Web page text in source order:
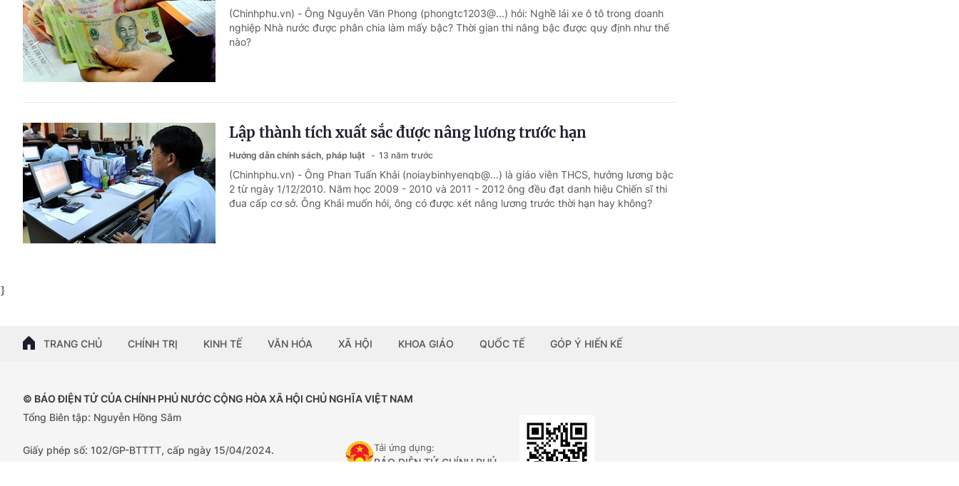
(Chinhphu.vn) - Ông Nguyễn Văn Phong (phongtc1203@...) hỏi: Nghề lái xe ô tô trong doanh
nghiệp Nhà nước được phân chia làm mấy bậc? Thời gian thi nâng bậc được quy định như thế
nào?
Lập thành tích xuất sắc được nâng lương trước hạn
Hướng dẫn chính sách, pháp luật 13 năm trước
(Chinhphu.vn) - Ông Phan Tuấn Khải (noiaybinhyenqb@...) là giáo viên THCS, hưởng lương bậc
2 từ ngày 1/12/2010. Năm học 2009 - 2010 và 2011 - 2012 ông đều đạt danh hiệu Chiến sĩ thi
đua cấp cơ sở. Ông Khải muốn hỏi, ông có được xét nâng lương trước thời hạn hay không?
}
TRANG CHỦ CHÍNH TRỊ KINH TẾ VĂN HÓA XÃ HỘI KHOA GIÁO QUỐC TẾ GÓP Ý HIẾN KẾ
© BÁO ĐIỆN TỬ CỦA CHÍNH PHỦ NƯỚC CỘNG HÒA XÃ HỘI CHỦ NGHĨA VIỆT NAM
Tổng Biên tập: Nguyễn Hồng Sâm
Giấy phép số: 102/GP-BTTTT, cấp ngày 15/04/2024.
Tải ứng dụng:
BÁO ĐIỆN TỬ CHÍNH PHỦ